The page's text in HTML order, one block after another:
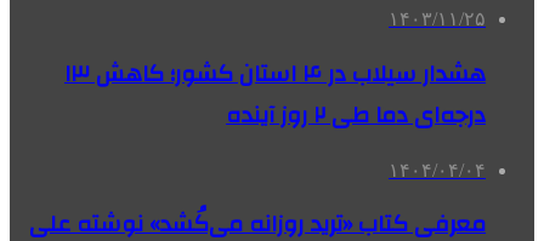
۱۴۰۳/۱۱/۲۵
هشدار سیلاب در ۴ استان کشور؛ کاهش ۱۳
درجه‌ای دما طی ۲ روز آینده
۱۴۰۴/۰۴/۰۴
معرفی کتاب «ترید روزانه می‌کُشد» نوشته علی